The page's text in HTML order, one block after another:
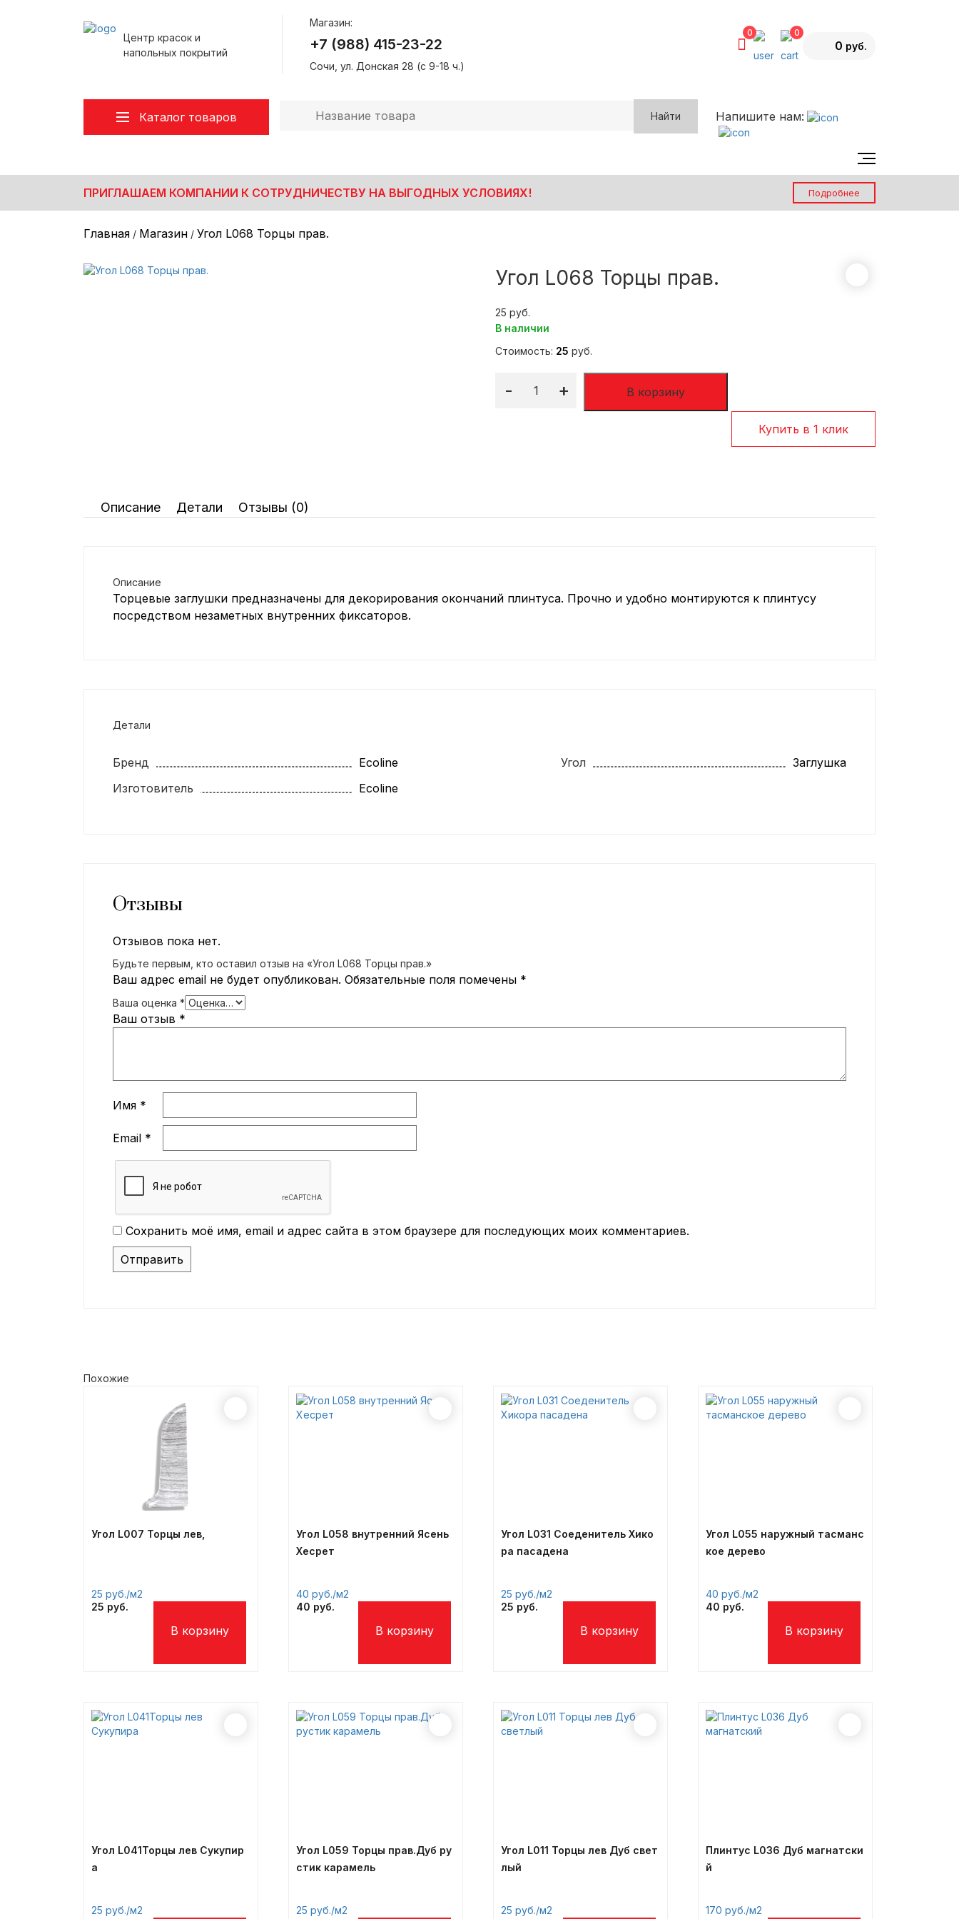
Центр красок и
напольных покрытий
Магазин:
+7 (988) 415-23-22
Сочи, ул. Донская 28 (с 9-18 ч.)
0
0
0
Каталог товаров
Лакокрасочные материалы
Малярный инструмент
Напольные покрытия
Пена монтажная/Герметики/Клея
Найти Напишите нам:
Каталог эффектов
О компании
Возврат товара
ПРИГЛАШАЕМ КОМПАНИИ К СОТРУДНИЧЕСТВУ НА ВЫГОДНЫХ УСЛОВИЯХ! Подробнее
Главная / Магазин / Угол L068 Торцы прав.
Угол L068 Торцы прав.
25
В наличии
Стоимость: 25 руб.
+
- В корзину
Купить в 1 клик
Описание Детали Отзывы (0)
Описание
Торцевые заглушки предназначены для декорирования окончаний плинтуса. Прочно и удобно монтируются к плинтусу
посредством незаметных внутренних фиксаторов.
Детали
Бренд Ecoline Угол
Заглушка
Изготовитель
Ecoline
Отзывы
Отзывов пока нет.
Будьте первым, кто оставил отзыв на «Угол L068 Торцы прав.»
Ваш адрес email не будет опубликован. Обязательные поля помечены *
Ваша оценка *
Ваш отзыв *
Имя *
Email *
Сохранить моё имя, email и адрес сайта в этом браузере для последующих моих комментариев.
Похожие
Угол L007 Торцы лев,
25
25 /м2
Угол L058 внутренний Ясень
Хесрет
40
40 /м2
Угол L031 Соеденитель Хико
ра пасадена
25
25 /м2
Угол L055 наружный тасманс
кое дерево
40
40 /м2
Угол L041Торцы лев Сукупир
а
25 /м2
Угол L059 Торцы прав.Дуб ру
стик карамель
25 /м2
Угол L011 Торцы лев Дуб свет
лый
25 /м2
Плинтус L036 Дуб магнатски
й
170 /м2